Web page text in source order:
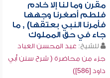
مقرن وما لنا إلا خادم
فلطم أصغرنا وجهها
فأمرنا النبي بعتقها) , ما
جاء في حق المملوك
للشيخ: عبد المحسن العباد
جزء من محاضرة ( شرح سنن أبي
داود [586])